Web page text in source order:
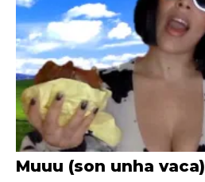
Muuu (son unha vaca)